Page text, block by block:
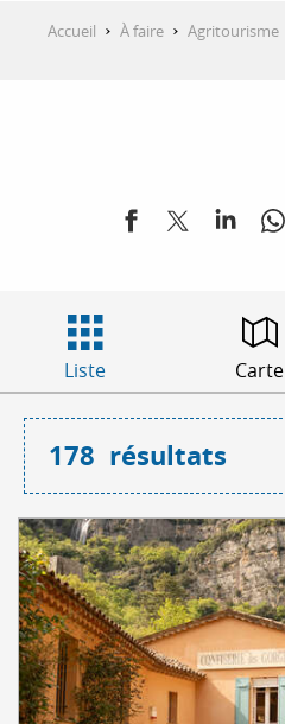
Accueil À faire Agritourisme
Liste Carte
178 résultats